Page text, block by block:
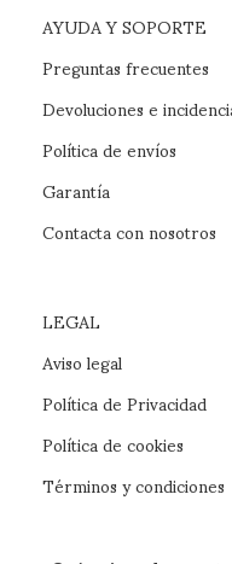
AYUDA Y SOPORTE
Preguntas frecuentes
Devoluciones e
Política de envíos
Garantía
Contacta con nosotros
LEGAL
Aviso legal
Política de Privacidad
Política de cookies
Términos y condiciones